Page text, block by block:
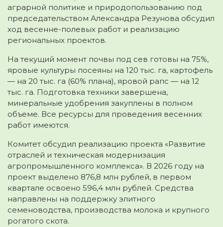
аграрной политике и природопользованию под
председательством Александра Резунова обсудил
ход весенне-полевых работ и реализацию
региональных проектов.
На текущий момент почвы под сев готовы на 75%,
яровые культуры посеяны на 120 тыс. га, картофель
— на 20 тыс. га (60% плана), яровой рапс — на 12
тыс. га. Подготовка техники завершена,
минеральные удобрения закуплены в полном
объеме. Все ресурсы для проведения весенних
работ имеются.
Комитет обсудил реализацию проекта «Развитие
отраслей и техническая модернизация
агропромышленного комплекса». В 2026 году на
проект выделено 876,8 млн рублей, в первом
квартале освоено 596,4 млн рублей. Средства
направлены на поддержку элитного
семеноводства, производства молока и крупного
рогатого скота.